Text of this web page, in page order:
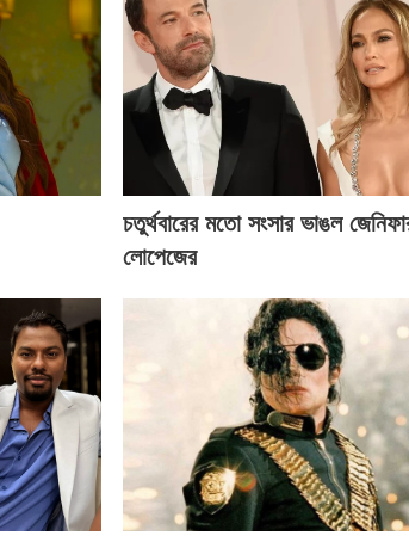
চতুর্থবারের মতো সংসার ভাঙল
লোপেজের